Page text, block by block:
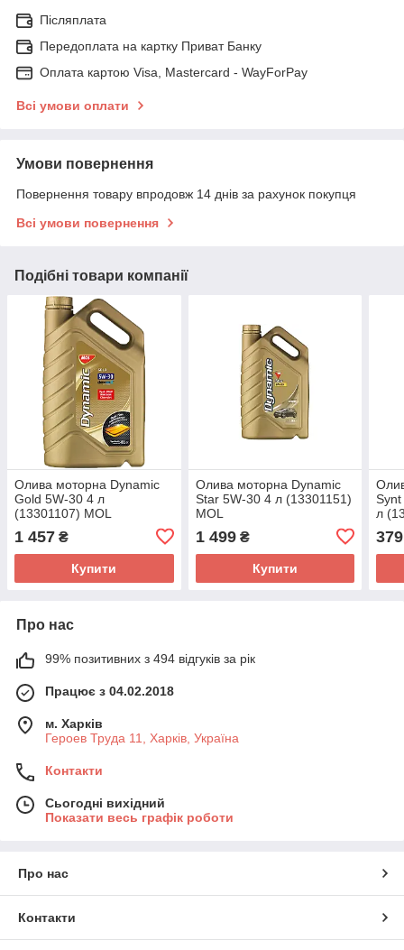
Післяплата
Передоплата на картку Приват Банку
Оплата картою Visa, Mastercard - WayForPay
Всі умови оплати
Умови повернення
Повернення товару впродовж 14 днів за рахунок покупця
Всі умови повернення
Подібні товари компанії
Олива моторна Dynamic
Gold 5W-30 4 л
(13301107) MOL
1 457 ₴
Купити
Олива моторна Dynamic
Star 5W-30 4 л (13301151)
MOL
1 499₴
Купити
л
379
Про нас
99% позитивних з 494 відгуків за рік
Працює з 04.02.2018
м. Харків
Героев Труда 11, Харків, Україна
Контакти
Сьогодні вихідний
Показати весь графік роботи
Про нас
Контакти